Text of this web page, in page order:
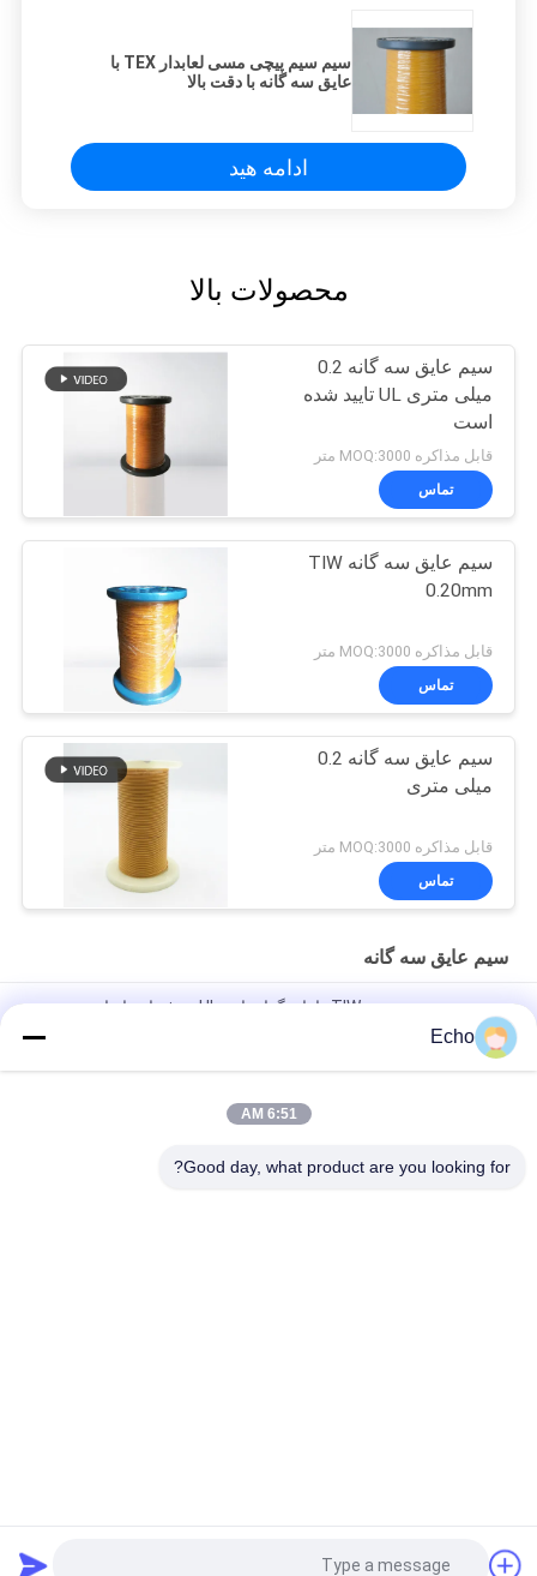
سیم سیم پیچی مسی لعابدار TEX با
عایق سه گانه با دقت بالا
ادامه هید
محصولات بالا
سیم عایق سه گانه 0.2
میلی متری UL تایید شده
است
قابل مذاکره MOQ:3000 متر
تماس
سیم عایق سه گانه TIW
0.20mm
قابل مذاکره MOQ:3000 متر
تماس
سیم عایق سه گانه 0.2
میلی متری
قابل مذاکره MOQ:3000 متر
تماس
سیم عایق سه گانه
سیم سیم پیچی مسی TIW دارای گواهینامه UL حرفه ای با عایق سه
رشته ای سیم پیچی برای ترانسفورماتورها
سیم عایق سه گانه 0.15 میلی متر عایق سیم TIW
Echo
6:51 AM
Good day, what product are you looking for?